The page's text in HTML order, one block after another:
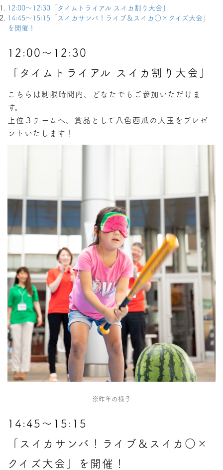
12:00〜12:30「タイムトライアル スイカ割り大会」
14:45〜15:15「スイカサンバ！ライブ＆スイカ○×クイズ大会」
を開催！
12:00〜12:30
「タイムトライアル スイカ割り大会」
こちらは制限時間内、どなたでもご参加いただけま
す。
上位３チームへ、賞品として八色西瓜の大玉をプレゼ
ントいたします！
※昨年の様子
14:45〜15:15
「スイカサンバ！ライブ＆スイカ○×
クイズ大会」を開催！